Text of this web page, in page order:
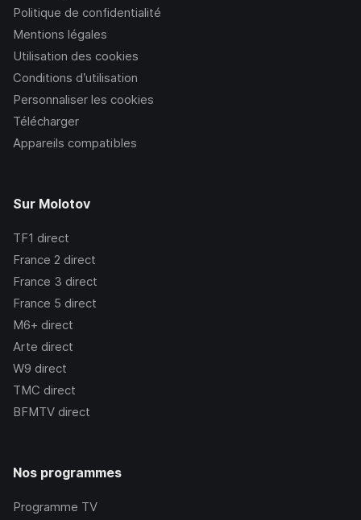
Politique de confidentialité
Mentions légales
Utilisation des cookies
Conditions d’utilisation
Personnaliser les cookies
Télécharger
Appareils compatibles
Sur Molotov
TF1 direct
France 2 direct
France 3 direct
France 5 direct
M6+ direct
Arte direct
W9 direct
TMC direct
BFMTV direct
Nos programmes
Programme TV